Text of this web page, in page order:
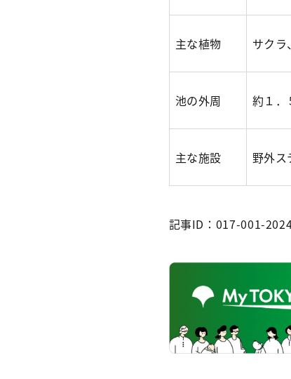
主な植物 サク
池の外周 約１
主な施設 野外
記事ID：017-001-